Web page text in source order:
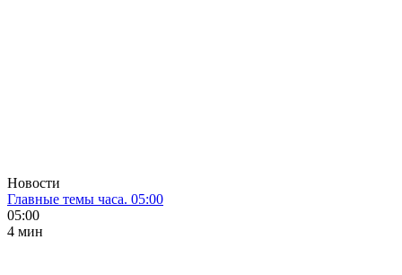
Новости
Главные темы часа. 05:00
05:00
4 мин